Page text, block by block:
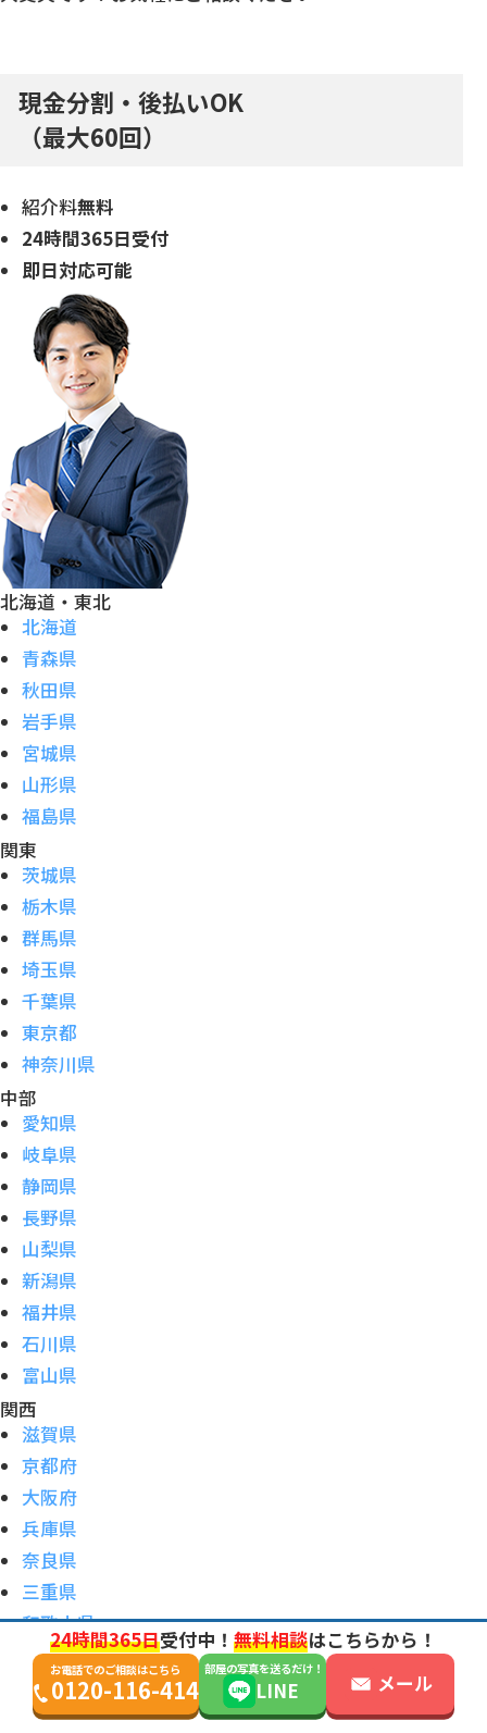
現金分割・後払いOK
（最大60回）
紹介料無料
24時間365日受付
即日対応可能
北海道・東北
北海道
青森県
秋田県
岩手県
宮城県
山形県
福島県
関東
茨城県
栃木県
群馬県
埼玉県
千葉県
東京都
神奈川県
中部
愛知県
岐阜県
静岡県
長野県
山梨県
新潟県
福井県
石川県
富山県
関西
滋賀県
京都府
大阪府
兵庫県
奈良県
三重県
和歌山県
中国
岡山県
山口県
24時間365日受付中！ 無料相談はこちらから！
お電話でのご相談はこちら
0120-116-414
部屋の写真を送るだけ！
LINE メール